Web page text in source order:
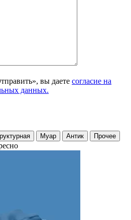
вы даете согласие на
данных.
Муар Антик Прочее